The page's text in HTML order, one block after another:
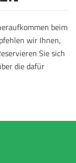
beim
wir Ihnen,
Sie sich
die dafür